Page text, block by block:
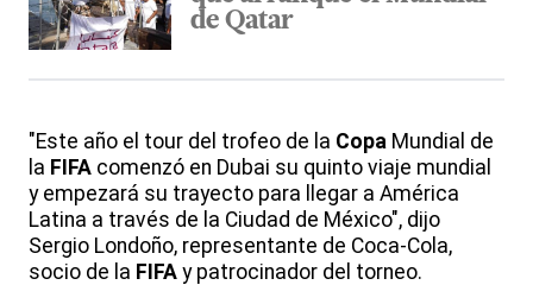
de Qatar
"Este año el tour del trofeo de la Copa Mundial de
la FIFA comenzó en Dubai su quinto viaje mundial
y empezará su trayecto para llegar a América
Latina a través de la Ciudad de México", dijo
Sergio Londoño, representante de Coca-Cola,
socio de la FIFA y patrocinador del torneo.